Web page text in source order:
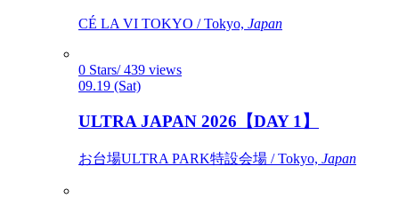
CÉ LA VI TOKYO / Tokyo, Japan
0 Stars/ 439 views
09.19 (Sat)
ULTRA JAPAN 2026【DAY 1】
お台場ULTRA PARK特設会場 / Tokyo, Japan